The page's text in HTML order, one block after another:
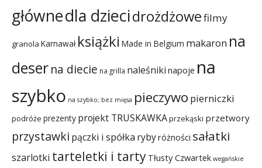
głównedla dziecidrożdżowefilmy
granola Karnawał książki Made in Belgium makaron na
deserna diecie na grilla naleśniki napoje na
szybko na szybko; bez mięsa pieczywo pierniczki
podróże prezenty projekt TRUSKAWKAprzekąski przetwory
przystawki pączki i spółka rybyróżności sałatki
szarlotki tarteletki i tarty Tłusty Czwartek wegańskie